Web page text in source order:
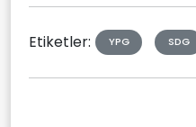
Etiketler: YPG SDG